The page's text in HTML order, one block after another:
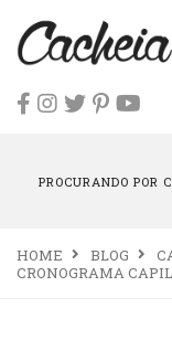
PROCURANDO POR
HOME BLOG
CRONOGRAMA